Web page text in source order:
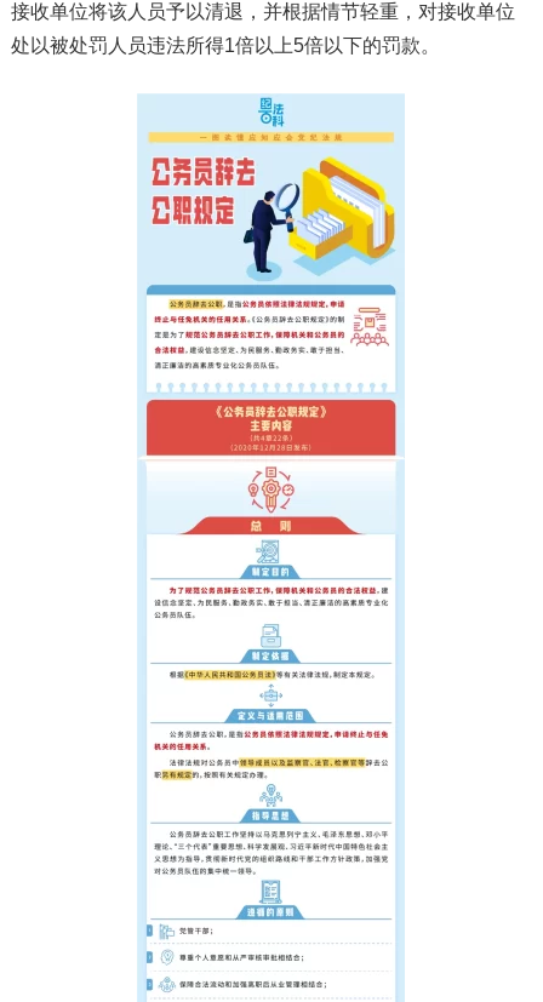
接收单位将该人员予以清退，并根据情节轻重，对接收单位
处以被处罚人员违法所得1倍以上5倍以下的罚款。